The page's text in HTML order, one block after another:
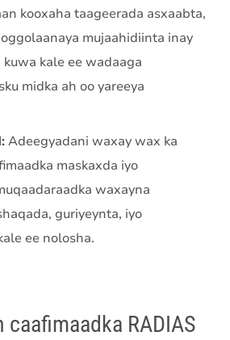
kooxaha taageerada asxaabta,
mujaahidiinta inay
kale ee wadaaga
midka ah oo yareeya
Adeegyadani waxay wax ka
maskaxda iyo
waxayna
guriyeynta, iyo
ee nolosha.
caafimaadka RADIAS